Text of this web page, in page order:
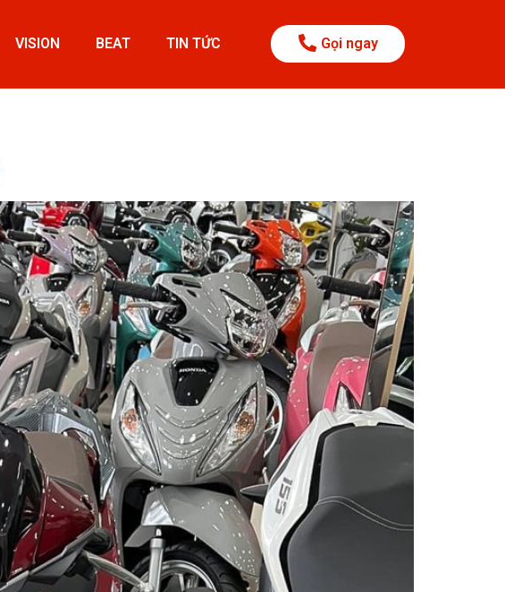
VISION BEAT TIN TỨC Gọi ngay